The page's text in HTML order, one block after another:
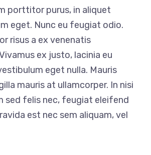
porttitor purus, in aliquet
eget. Nunc eu feugiat odio.
risus a ex venenatis
ex justo, lacinia eu
eget nulla. Mauris
mauris at ullamcorper. In nisi
sed felis nec, feugiat eleifend
est nec sem aliquam, vel